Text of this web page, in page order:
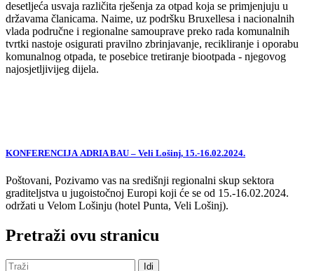
desetljeća usvaja različita rješenja za otpad koja se primjenjuju u
državama članicama. Naime, uz podršku Bruxellesa i nacionalnih
vlada područne i regionalne samouprave preko rada komunalnih
tvrtki nastoje osigurati pravilno zbrinjavanje, recikliranje i oporabu
komunalnog otpada, te posebice tretiranje biootpada - njegovog
najosjetljivijeg dijela.
KONFERENCIJA ADRIA BAU – Veli Lošinj, 15.-16.02.2024.
Poštovani, Pozivamo vas na središnji regionalni skup sektora
graditeljstva u jugoistočnoj Europi koji će se od 15.-16.02.2024.
održati u Velom Lošinju (hotel Punta, Veli Lošinj).
Pretraži ovu stranicu